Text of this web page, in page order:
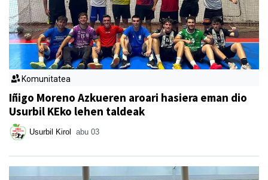
Komunitatea
Iñigo Moreno Azkueren aroari hasiera eman dio
Usurbil KEko lehen taldeak
Usurbil Kirol abu 03